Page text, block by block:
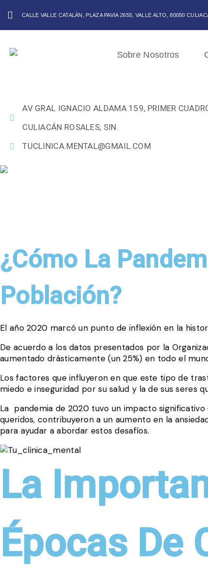
CALLE VALLE CATALÁN, PLAZA PAVIA 2655, VALLE ALTO, 80050
Sobre Nosotros
AV GRAL IGNACIO ALDAMA 159, PRIMER
CULIACÁN ROSALES, SIN.
TUCLINICA.MENTAL@GMAIL.COM
¿Cómo La
Población?
El año 2020 marcó un punto de inflexión en la
De acuerdo a los datos presentados por la
aumentado drásticamente (un 25%) en todo el
Los factores que influyeron en que este tipo de
miedo e inseguridad por su salud y la de sus seres
La pandemia de 2020 tuvo un impacto significativo
queridos, contribuyeron a un aumento en la
para ayudar a abordar estos desafíos.
La
Épocas De